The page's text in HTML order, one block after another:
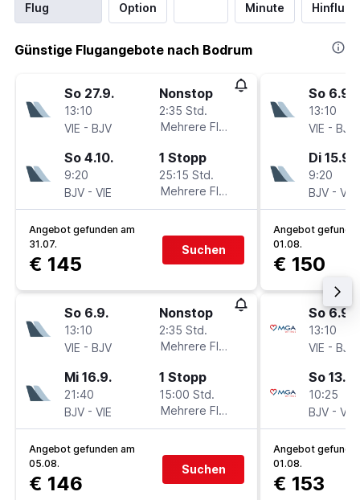
Flug
Option
Minute
Hinflug
Günstige Flugangebote nach Bodrum
So 27.9.
13:10
VIE - BJV
Nonstop
2:35 Std.
Mehrere Fluglinien
So 4.10.
9:20
BJV - VIE
1 Stopp
25:15 Std.
Mehrere Fluglinien
Angebot gefunden am
31.07.
€ 145
Suchen
So 6.9.
13:10
VIE - BJV
Nonstop
2:35 Std.
Mehrere Fluglinien
Mi 16.9.
21:40
BJV - VIE
1 Stopp
15:00 Std.
Mehrere Fluglinien
Angebot gefunden am
05.08.
€ 146
Suchen
So 6.9.
13:10
VIE - BJV
Di 15.9.
9:20
BJV - VIE
Angebot
01.08.
€ 150
So 6.9.
13:10
VIE - BJV
So 13.9.
10:25
BJV - VIE
Angebot
01.08.
€ 153